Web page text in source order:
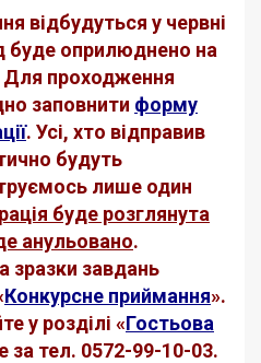
відбудуться у червні
буде оприлюднено на
Для проходження
заповнити форму
. Усі, хто відправив
будуть
лише один
буде розглянута
анульовано.
зразки завдань
Конкурсне приймання».
у розділі «Гостьова
за тел. 0572-99-10-03.